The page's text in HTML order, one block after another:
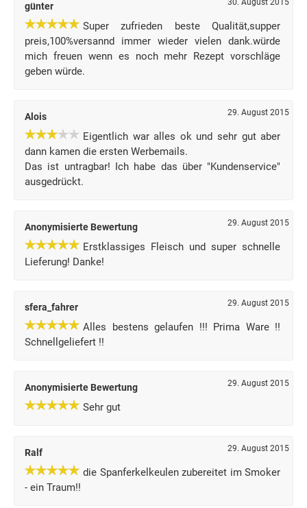
günter 30. August 2015
Super zufrieden beste Qualität,supper
preis,100%versannd immer wieder vielen dank.würde
mich freuen wenn es noch mehr Rezept vorschläge
geben würde.
Alois 29. August 2015
Eigentlich war alles ok und sehr gut aber
dann kamen die ersten Werbemails.
Das ist untragbar! Ich habe das über "Kundenservice"
ausgedrückt.
Anonymisierte Bewertung 29. August 2015
Erstklassiges Fleisch und super schnelle
Lieferung! Danke!
sfera_fahrer 29. August 2015
Alles bestens gelaufen !!! Prima Ware !!
Schnellgeliefert !!
Anonymisierte Bewertung 29. August 2015
Sehr gut
Ralf 29. August 2015
die Spanferkelkeulen zubereitet im Smoker
- ein Traum!!